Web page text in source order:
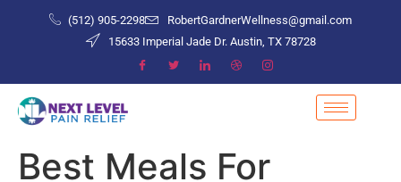
(512) 905-2298
RobertGardnerWellness@gmail.com
15633 Imperial Jade Dr. Austin, TX 78728
Best Meals For